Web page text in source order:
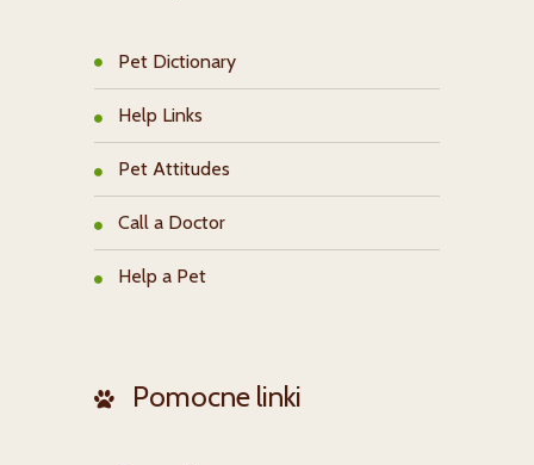
Pet Dictionary
Help Links
Pet Attitudes
Call a Doctor
Help a Pet
Pomocne linki